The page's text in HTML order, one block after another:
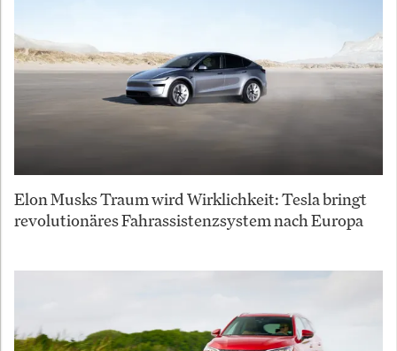
Elon Musks Traum wird Wirklichkeit: Tesla bringt
revolutionäres Fahrassistenzsystem nach Europa